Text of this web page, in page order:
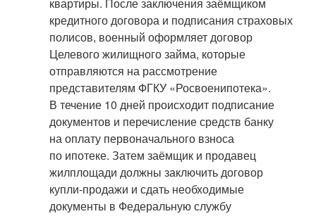
кредитного договора и подписания страховых
полисов, военный оформляет договор
Целевого жилищного займа, которые
отправляются на рассмотрение
представителям ФГКУ «Росвоенипотека».
В течение 10 дней происходит подписание
документов и перечисление средств банку
на оплату первоначального взноса
по ипотеке. Затем заёмщик и продавец
жилплощади должны заключить договор
купли-продажи и сдать необходимые
документы в Федеральную службу